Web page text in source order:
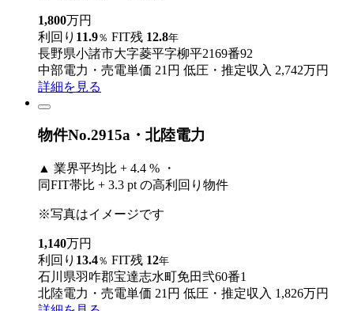
1,800万円
利回り 11.9％ FIT残 12.8年
長野県小諸市大字菱平字柳平2169番92
中部電力・売電単価 21円 低圧・推定収入 2,742万円
詳細を見る
物件No.2915a・北陸電力
▲ 業界平均比 + 4.4 % ・
同FIT帯比 + 3.3 pt の高利回り物件
※写真はイメージです
1,140万円
利回り 13.4％ FIT残 12年
石川県羽咋郡宝達志水町免田弐60番1
北陸電力・売電単価 21円 低圧・推定収入 1,826万円